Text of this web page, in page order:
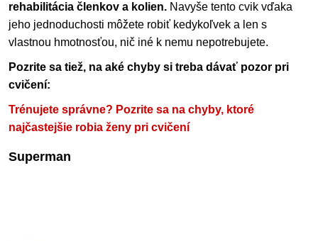
rehabilitácia členkov a kolien. Navyše tento cvik vďaka
jeho jednoduchosti môžete robiť kedykoľvek a len s
vlastnou hmotnosťou, nič iné k nemu nepotrebujete.
Pozrite sa tiež, na aké chyby si treba dávať pozor pri
cvičení:
Trénujete správne? Pozrite sa na chyby, ktoré
najčastejšie robia ženy pri cvičení
Superman